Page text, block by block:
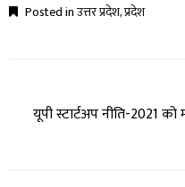
Posted inउत्तर प्रदेश,प्रदेश
यूपी स्टार्टअप नीति-2021